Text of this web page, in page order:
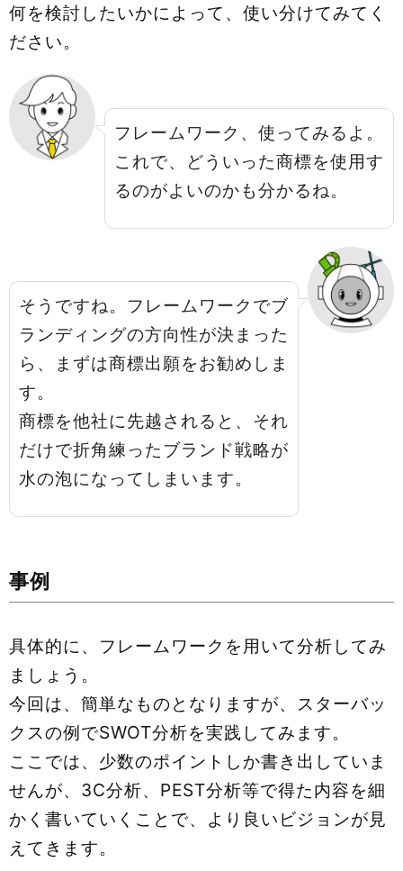
何を検討したいかによって、使い分けてみてく
ださい。
フレームワーク、使ってみるよ。
これで、どういった商標を使用す
るのがよいのかも分かるね。
そうですね。フレームワークでブ
ランディングの方向性が決まった
ら、まずは商標出願をお勧めしま
す。
商標を他社に先越されると、それ
だけで折角練ったブランド戦略が
水の泡になってしまいます。
事例
具体的に、フレームワークを用いて分析してみ
ましょう。
今回は、簡単なものとなりますが、スターバッ
クスの例でSWOT分析を実践してみます。
ここでは、少数のポイントしか書き出していま
せんが、3C分析、PEST分析等で得た内容を細
かく書いていくことで、より良いビジョンが見
えてきます。